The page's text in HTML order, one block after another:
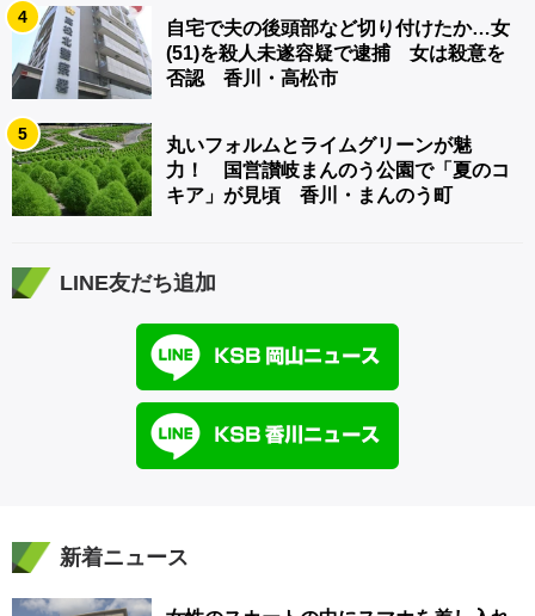
4
自宅で夫の後頭部など切り付けたか…女
(51)を殺人未遂容疑で逮捕 女は殺意を
否認 香川・高松市
5
丸いフォルムとライムグリーンが魅
力！ 国営讃岐まんのう公園で「夏のコ
キア」が見頃 香川・まんのう町
LINE友だち追加
新着ニュース